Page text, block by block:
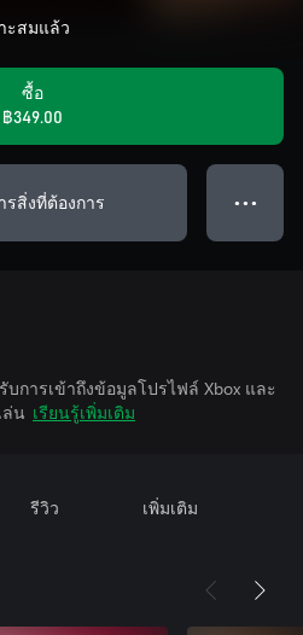
ะสมแล้ว
ซื้อ
฿349.00
รสิ่งที่ต้องการ ● ● ●
การเข้าถึงข้อมูลโปรไฟล์ Xbox และ
น เรียนรู้เพิ่มเติม
รีวิว เพิ่มเติม